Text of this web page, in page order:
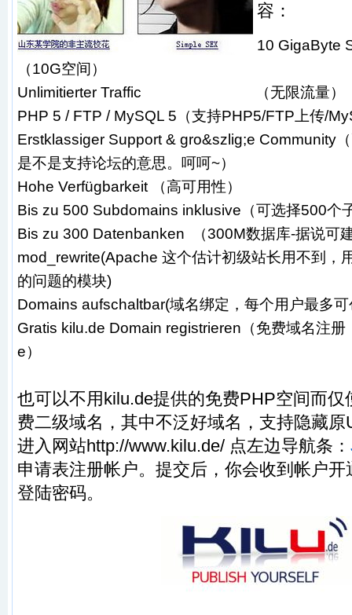
容：
10 GigaByte
（10G空间）
Unlimitierter Traffic （无限流量）
PHP 5 / FTP / MySQL 5（支持PHP5/FTP上传/
Erstklassiger Support & gro&szlig;e Community
是不是支持论坛的意思。呵呵~）
Hohe Verfügbarkeit （高可用性）
Bis zu 500 Subdomains inklusive（可选择500个
Bis zu 300 Datenbanken （300M数据库-据说可
mod_rewrite(Apache 这个估计初级站长用不到，
的问题的模块)
Domains aufschaltbar(域名绑定，每个用户最多
Gratis kilu.de Domain registrieren（免费域名注册
e）
也可以不用kilu.de提供的免费PHP空间而仅
费二级域名，其中不泛好域名，支持隐藏原
进入网站http://www.kilu.de/ 点左边导航条：
申请表注册帐户。提交后，你会收到帐户
登陆密码。